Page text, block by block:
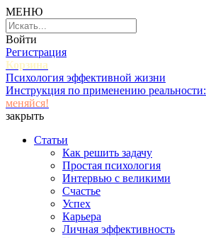
МЕНЮ
Войти
Регистрация
Корзина
Психология эффективной жизни
Инструкция по применению реальности:
меняйся!
закрыть
Статьи
Как решить задачу
Простая психология
Интервью с великими
Счастье
Успех
Карьера
Личная эффективность